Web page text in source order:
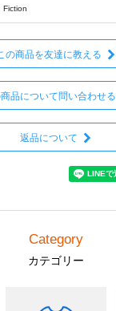
Fiction
の商品を友達に教える
品について問い合わせる
返品について
Category
カテゴリー